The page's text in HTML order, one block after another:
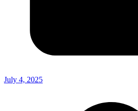
July 4, 2025